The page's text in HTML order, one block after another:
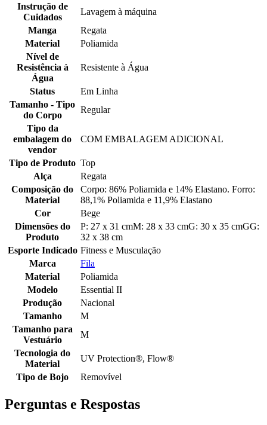
Instrução de
Cuidados
Lavagem à máquina
Manga
Regata
Material
Poliamida
Nível de
Resistência à
Água
Resistente à Água
Status
Em Linha
Tamanho - Tipo
do Corpo
Regular
Tipo da
embalagem do
vendor
COM EMBALAGEM ADICIONAL
Tipo de Produto Top
Alça
Regata
Composição do
Material
Corpo: 86% Poliamida e 14% Elastano. Forro:
88,1% Poliamida e 11,9% Elastano
Cor
Bege
Dimensões do
Produto
P: 27 x 31 cmM: 28 x 33 cmG: 30 x 35 cmGG:
32 x 38 cm
Esporte Indicado Fitness e Musculação
Marca
Fila
Material
Poliamida
Modelo
Essential II
Produção
Nacional
Tamanho
M
Tamanho para
Vestuário
M
Tecnologia do
Material
UV Protection®, Flow®
Tipo de Bojo
Removível
Perguntas e Respostas